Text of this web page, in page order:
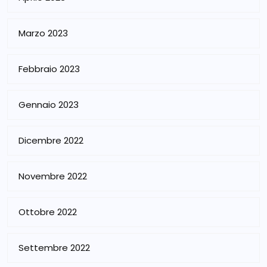
Marzo 2023
Febbraio 2023
Gennaio 2023
Dicembre 2022
Novembre 2022
Ottobre 2022
Settembre 2022